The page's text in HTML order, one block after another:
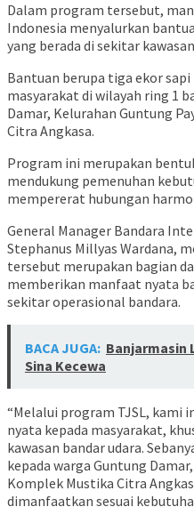
Dalam program tersebut,
Indonesia menyalurkan
yang berada di sekitar
Bantuan berupa tiga ekor
masyarakat di wilayah ring 1
Damar, Kelurahan Guntung
Citra Angkasa.
Program ini merupakan
mendukung pemenuhan
mempererat hubungan
General Manager Bandara
Stephanus Millyas Wardana,
tersebut merupakan bagian
memberikan manfaat nyata
sekitar operasional bandara.
BACA JUGA: Banjarmasin
Sina Kecewa
“Melalui program TJSL, kami
nyata kepada masyarakat,
kawasan bandar udara.
kepada warga Guntung
Komplek Mustika Citra
dimanfaatkan sesuai